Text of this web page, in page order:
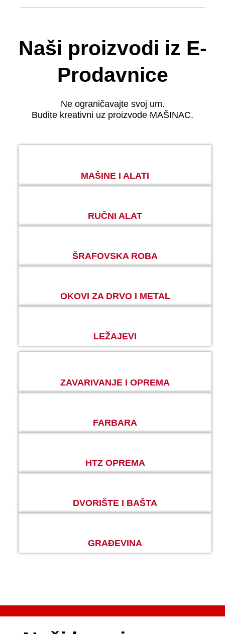
Naši proizvodi iz E-
Prodavnice
Ne ograničavajte svoj um.
Budite kreativni uz proizvode MAŠINAC.
MAŠINE I ALATI
RUČNI ALAT
ŠRAFOVSKA ROBA
OKOVI ZA DRVO I METAL
LEŽAJEVI
ZAVARIVANJE I OPREMA
FARBARA
HTZ OPREMA
DVORIŠTE I BAŠTA
GRAĐEVINA